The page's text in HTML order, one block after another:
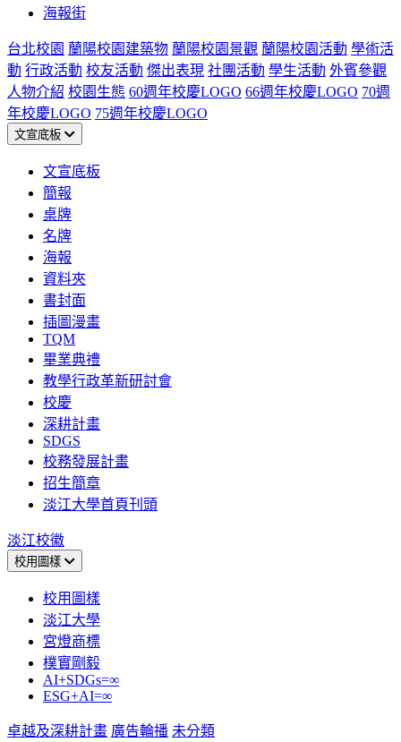
海報街
台北校園 蘭陽校園建築物 蘭陽校園景觀 蘭陽校園活動 學術活
動 行政活動 校友活動 傑出表現 社團活動 學生活動 外賓參觀
人物介紹 校園生態 60週年校慶LOGO 66週年校慶LOGO 70週
年校慶LOGO 75週年校慶LOGO
文宣底板
文宣底板
簡報
桌牌
名牌
海報
資料夾
書封面
插圖漫畫
TQM
畢業典禮
教學行政革新研討會
校慶
深耕計畫
SDGS
校務發展計畫
招生簡章
淡江大學首頁刊頭
淡江校徽
校用圖樣
校用圖樣
淡江大學
宮燈商標
樸實剛毅
AI+SDGs=∞
ESG+AI=∞
卓越及深耕計畫 廣告輪播 未分類